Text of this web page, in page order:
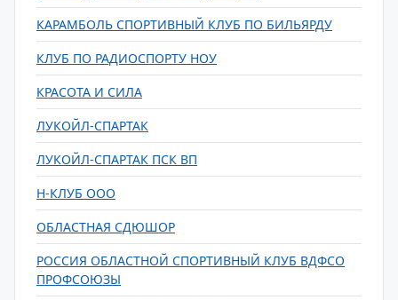
КАРАМБОЛЬ СПОРТИВНЫЙ КЛУБ ПО БИЛЬЯРДУ
КЛУБ ПО РАДИОСПОРТУ НОУ
КРАСОТА И СИЛА
ЛУКОЙЛ-СПАРТАК
ЛУКОЙЛ-СПАРТАК ПСК ВП
Н-КЛУБ ООО
ОБЛАСТНАЯ СДЮШОР
РОССИЯ ОБЛАСТНОЙ СПОРТИВНЫЙ КЛУБ ВДФСО
ПРОФСОЮЗЫ